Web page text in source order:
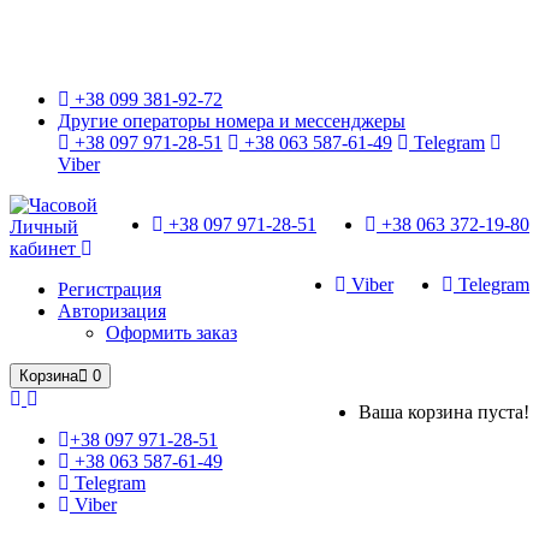
+38 099 381-92-72
Другие операторы номера и мессенджеры
+38 097 971-28-51
+38 063 587-61-49
Telegram
Viber
+38 063 372-19-80
+38 097 971-28-51
Telegram
Viber
Личный
кабинет
Регистрация
Авторизация
Оформить заказ
Корзина 0
Ваша корзина пуста!
+38 097 971-28-51
+38 063 587-61-49
Telegram
Viber